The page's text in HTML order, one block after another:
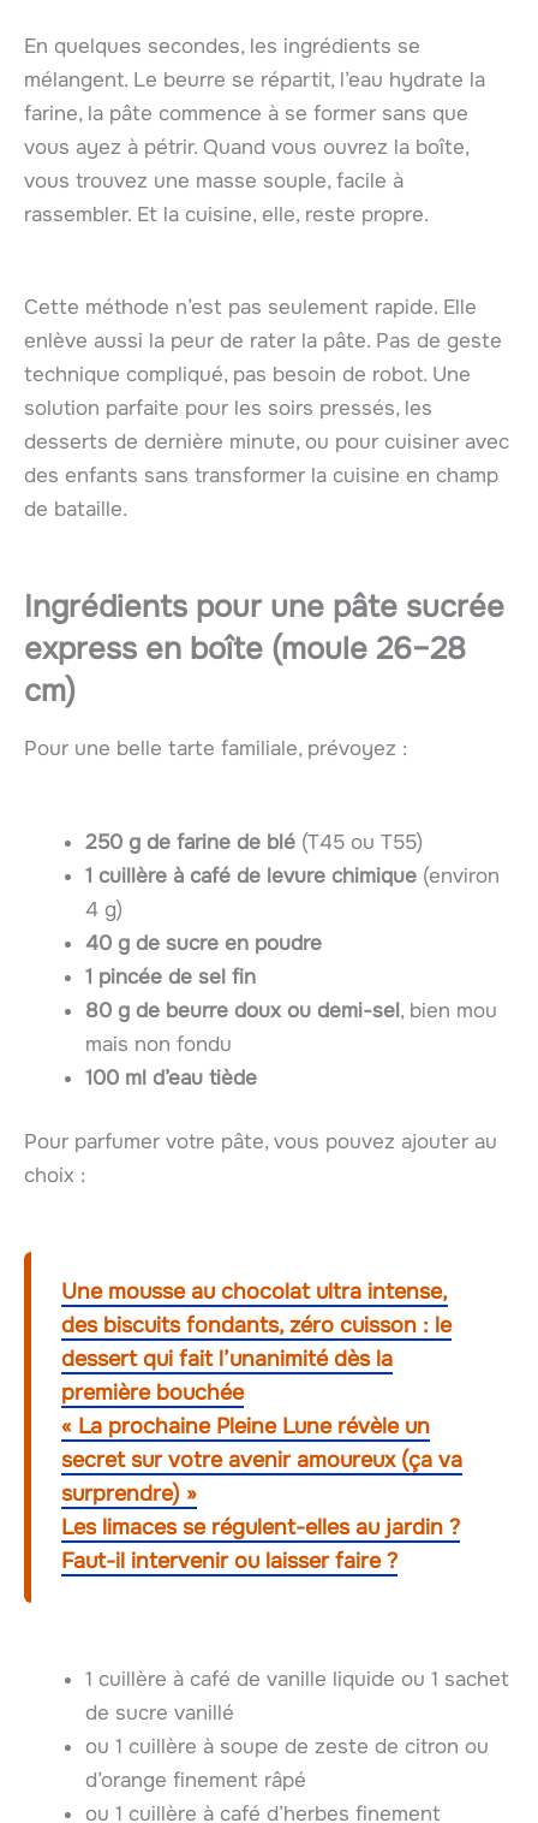
En quelques secondes, les ingrédients se
mélangent. Le beurre se répartit, l’eau hydrate la
farine, la pâte commence à se former sans que
vous ayez à pétrir. Quand vous ouvrez la boîte,
vous trouvez une masse souple, facile à
rassembler. Et la cuisine, elle, reste propre.
Cette méthode n’est pas seulement rapide. Elle
enlève aussi la peur de rater la pâte. Pas de geste
technique compliqué, pas besoin de robot. Une
solution parfaite pour les soirs pressés, les
desserts de dernière minute, ou pour cuisiner avec
des enfants sans transformer la cuisine en champ
de bataille.
Ingrédients pour une pâte sucrée
express en boîte (moule 26–28
cm)
Pour une belle tarte familiale, prévoyez :
250 g de farine de blé (T45 ou T55)
1 cuillère à café de levure chimique (environ
4 g)
40 g de sucre en poudre
1 pincée de sel fin
80 g de beurre doux ou demi-sel, bien mou
mais non fondu
100 ml d’eau tiède
Pour parfumer votre pâte, vous pouvez ajouter au
choix :
Une mousse au chocolat ultra intense,
des biscuits fondants, zéro cuisson : le
dessert qui fait l’unanimité dès la
première bouchée
« La prochaine Pleine Lune révèle un
secret sur votre avenir amoureux (ça va
surprendre) »
Les limaces se régulent-elles au jardin ?
Faut-il intervenir ou laisser faire ?
1 cuillère à café de vanille liquide ou 1 sachet
de sucre vanillé
ou 1 cuillère à soupe de zeste de citron ou
d’orange finement râpé
ou 1 cuillère à café d’herbes finement